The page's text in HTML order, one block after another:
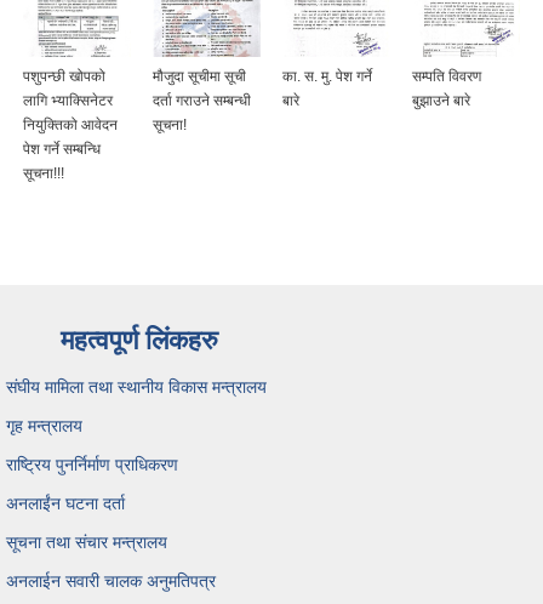
पशुपन्छी खोपको
लागि भ्याक्सिनेटर
नियुक्तिको आवेदन
पेश गर्ने सम्बन्धि
सूचना!!!
मौजुदा सूचीमा सूची
दर्ता गराउने सम्बन्धी
सूचना!
का. स. मु. पेश गर्ने
बारे
सम्पति विवरण
बुझाउने बारे
महत्वपूर्ण लिंकहरु
संघीय मामिला तथा स्थानीय विकास मन्त्रालय
गृह मन्त्रालय
राष्ट्रिय पुनर्निर्माण प्राधिकरण
अनलाईंन घटना दर्ता
सूचना तथा संचार मन्त्रालय
अनलाईन सवारी चालक अनुमतिपत्र